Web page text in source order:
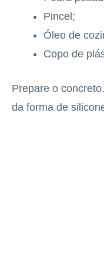
Pincel;
Óleo de
Copo de
Prepare o
da forma de